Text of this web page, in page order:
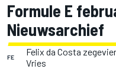
Formule E
Nieuwsarchief
FE
Felix da Costa
Vries